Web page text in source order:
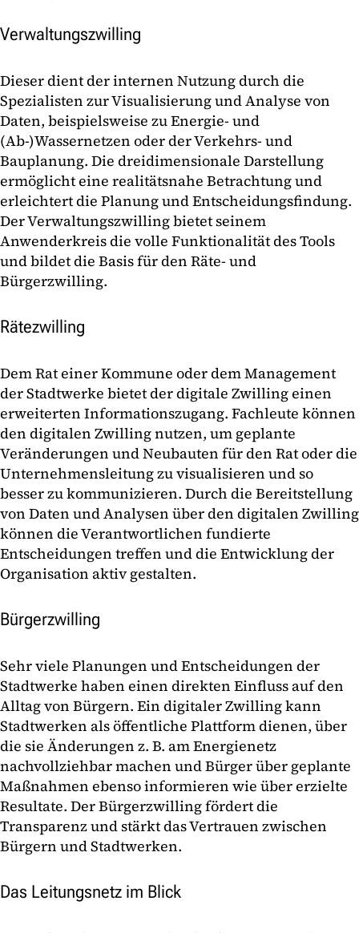
Verwaltungszwilling
Dieser dient der internen Nutzung durch die
Spezialisten zur Visualisierung und Analyse von
Daten, beispielsweise zu Energie- und
(Ab-)Wassernetzen oder der Verkehrs- und
Bauplanung. Die dreidimensionale Darstellung
ermöglicht eine realitätsnahe Betrachtung und
erleichtert die Planung und Entscheidungsfindung.
Der Verwaltungszwilling bietet seinem
Anwenderkreis die volle Funktionalität des Tools
und bildet die Basis für den Räte- und
Bürgerzwilling.
Rätezwilling
Dem Rat einer Kommune oder dem Management
der Stadtwerke bietet der digitale Zwilling einen
erweiterten Informationszugang. Fachleute können
den digitalen Zwilling nutzen, um geplante
Veränderungen und Neubauten für den Rat oder die
Unternehmensleitung zu visualisieren und so
besser zu kommunizieren. Durch die Bereitstellung
von Daten und Analysen über den digitalen Zwilling
können die Verantwortlichen fundierte
Entscheidungen treffen und die Entwicklung der
Organisation aktiv gestalten.
Bürgerzwilling
Sehr viele Planungen und Entscheidungen der
Stadtwerke haben einen direkten Einfluss auf den
Alltag von Bürgern. Ein digitaler Zwilling kann
Stadtwerken als öffentliche Plattform dienen, über
die sie Änderungen z. B. am Energienetz
nachvollziehbar machen und Bürger über geplante
Maßnahmen ebenso informieren wie über erzielte
Resultate. Der Bürgerzwilling fördert die
Transparenz und stärkt das Vertrauen zwischen
Bürgern und Stadtwerken.
Das Leitungsnetz im Blick